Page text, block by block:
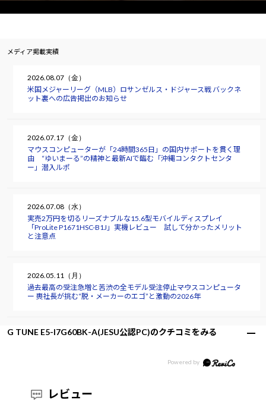
メディア掲載実績
2026.08.07（金）
米国メジャーリーグ（MLB）ロサンゼルス・ドジャース戦 バックネ
ット裏への広告掲出のお知らせ
2026.07.17（金）
マウスコンピューターが「24時間365日」の国内サポートを貫く理
由 “ゆいまーる”の精神と最新AIで臨む「沖縄コンタクトセンタ
ー」潜入ルポ
2026.07.08（水）
実売2万円を切るリーズナブルな15.6型モバイルディスプレイ
「ProLite P1671HSC-B1J」実機レビュー 試して分かったメリット
と注意点
2026.05.11（月）
過去最高の受注急増と苦渋の全モデル受注停止――マウスコンピュータ
ー 軣社長が挑む“脱・メーカーのエゴ”と激動の2026年
G TUNE E5-I7G60BK-A(JESU公認PC)のクチコミをみる
レビュー